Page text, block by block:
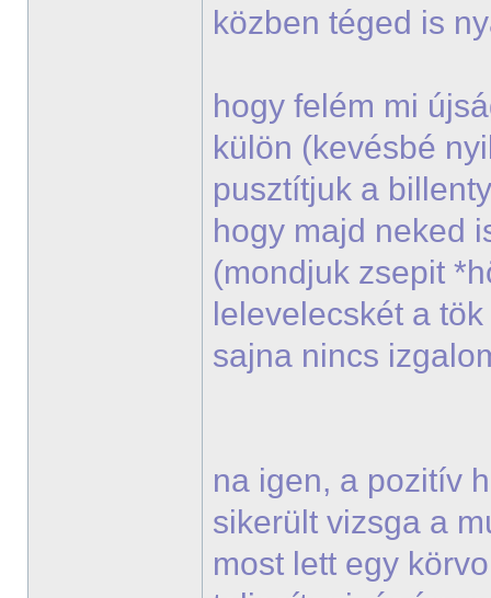
közben téged is
hogy felém mi
külön (kevésbé
pusztítjuk a
hogy majd neked
(mondjuk zsepit
lelevelecskét a
sajna nincs
na igen, a pozitív
sikerült vizsga a
most lett egy